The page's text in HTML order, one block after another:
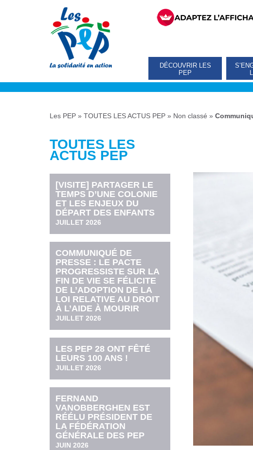
DÉCOUVRIR LES
PEP
Les PEP » TOUTES LES ACTUS PEP » Non classé »
TOUTES LES
ACTUS PEP
[VISITE] PARTAGER LE
TEMPS D’UNE COLONIE
ET LES ENJEUX DU
DÉPART DES ENFANTS
JUILLET 2026
COMMUNIQUÉ DE
PRESSE : LE PACTE
PROGRESSISTE SUR LA
FIN DE VIE SE FÉLICITE
DE L’ADOPTION DE LA
LOI RELATIVE AU DROIT
À L’AIDE À MOURIR
JUILLET 2026
LES PEP 28 ONT FÊTÉ
LEURS 100 ANS !
JUILLET 2026
FERNAND
VANOBBERGHEN EST
RÉÉLU PRÉSIDENT DE
LA FÉDÉRATION
GÉNÉRALE DES PEP
JUIN 2026